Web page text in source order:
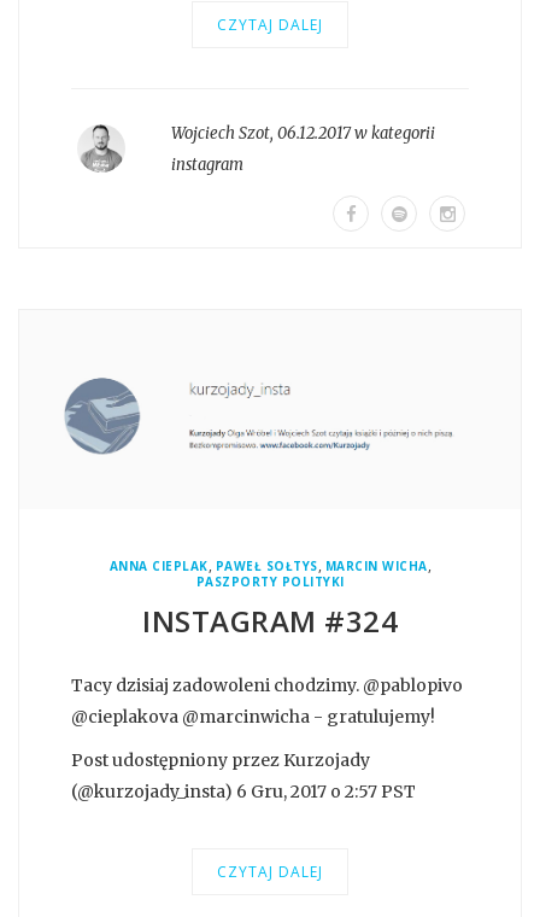
CZYTAJ DALEJ
Wojciech Szot, 06.12.2017 w kategorii
instagram
ANNA CIEPLAK, PAWEŁ SOŁTYS, MARCIN WICHA,
PASZPORTY POLITYKI
INSTAGRAM #324
Tacy dzisiaj zadowoleni chodzimy. @pablopivo
@cieplakova @marcinwicha - gratulujemy!
Post udostępniony przez Kurzojady
(@kurzojady_insta) 6 Gru, 2017 o 2:57 PST
CZYTAJ DALEJ